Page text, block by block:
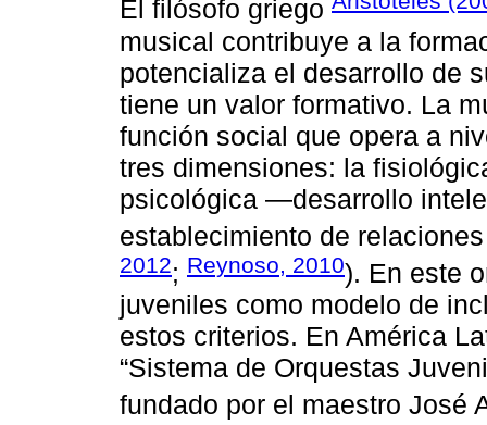
El filósofo griego
musical contribuye a la
potencializa el desarrollo de
tiene un valor formativo. La
función social que opera a
tres dimensiones: la
psicológica —desarrollo
establecimiento de
2012; Reynoso, 2010). En este
juveniles como modelo de
estos criterios. En América
“Sistema de Orquestas
fundado por el maestro José